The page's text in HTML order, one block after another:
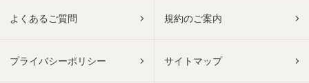
よくあるご質問 規約のご案内
プライバシーポリシー サイトマップ